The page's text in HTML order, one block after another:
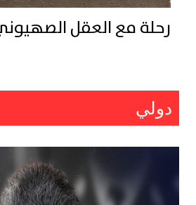
رحلة مع العقل الصهيوني
دولي